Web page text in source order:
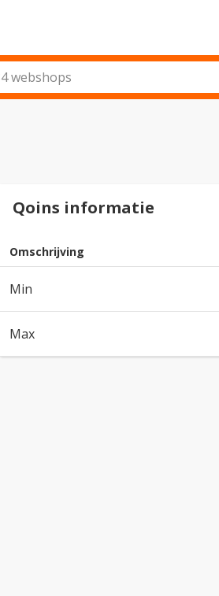
Qoins informatie
Omschrijving
Min
Max